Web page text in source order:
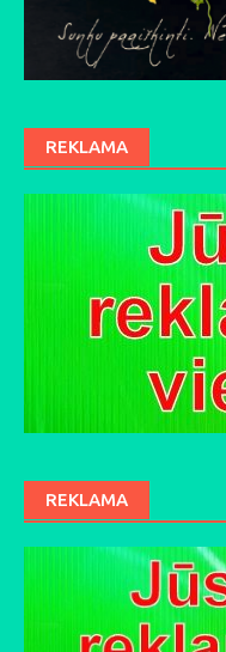
REKLAMA
REKLAMA